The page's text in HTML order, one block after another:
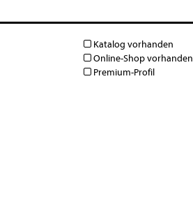
Katalog vorhanden
Online-Shop vorhanden
Premium-Profil